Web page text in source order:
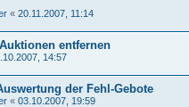
« 20.11.2007, 11:14
entfernen
14:57
der Fehl-Gebote
« 03.10.2007, 19:59